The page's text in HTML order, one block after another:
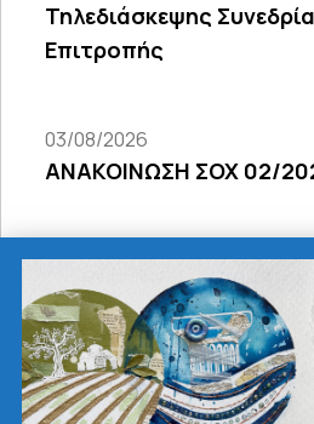
Τηλεδιάσκεψης
Επιτροπής
03/08/2026
ΑΝΑΚΟΙΝΩΣΗ ΣΟΧ 02/
31/07/2026
ΠΡΟΣΚΛΗΣΗ 18Σ ΜΕΣΩ
ΣΥΝΕΔΡΙΑΣΗΣ
2026